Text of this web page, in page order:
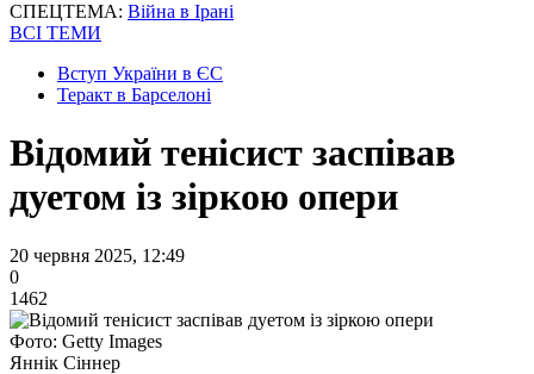
СПЕЦТЕМА: Війна в Ірані
ВСІ ТЕМИ
Вступ України в ЄС
Теракт в Барселоні
Відомий тенісист заспівав
дуетом із зіркою опери
20 червня 2025, 12:49
0
1462
Фото: Getty Images
Яннік Сіннер